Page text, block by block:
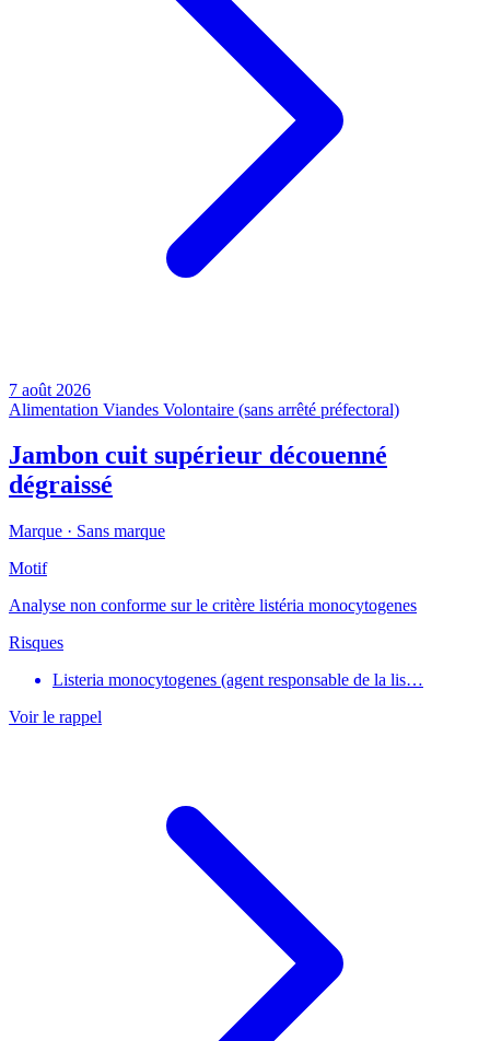
7 août 2026
Alimentation Viandes Volontaire (sans arrêté préfectoral)
Jambon cuit supérieur découenné
dégraissé
Marque · Sans marque
Motif
Analyse non conforme sur le critère listéria monocytogenes
Risques
Listeria monocytogenes (agent responsable de la lis…
Voir le rappel